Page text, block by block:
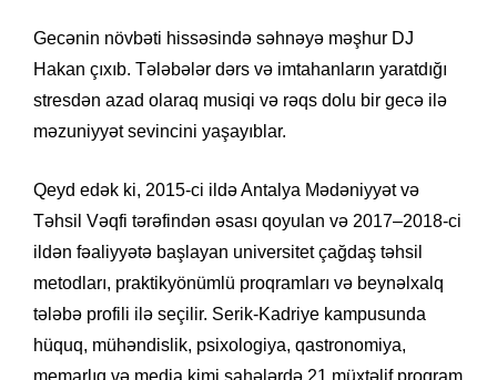
Gecənin növbəti hissəsində səhnəyə məşhur DJ
Hakan çıxıb. Tələbələr dərs və imtahanların yaratdığı
stresdən azad olaraq musiqi və rəqs dolu bir gecə ilə
məzuniyyət sevincini yaşayıblar.
Qeyd edək ki, 2015-ci ildə Antalya Mədəniyyət və
Təhsil Vəqfi tərəfindən əsası qoyulan və 2017–2018-ci
ildən fəaliyyətə başlayan universitet çağdaş təhsil
metodları, praktikyönümlü proqramları və beynəlxalq
tələbə profili ilə seçilir. Serik-Kadriye kampusunda
hüquq, mühəndislik, psixologiya, qastronomiya,